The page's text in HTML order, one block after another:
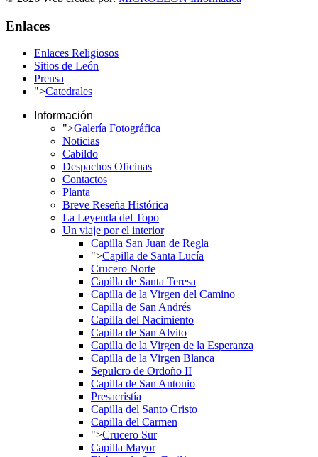
Enlaces
Enlaces Religiosos
Sitios de León
Prensa
">Catedrales
Información
">Galería Fotográfica
Noticias
Cabildo
Despachos Oficinas
Contactos
Planta
Breve Reseña Histórica
La Leyenda del Topo
Un viaje por el interior
Capilla San Juan de Regla
">Capilla de Santa Lucía
Crucero Norte
Capilla de Santa Teresa
Capilla de la Virgen del Camino
Capilla de San Andrés
Capilla del Nacimiento
Capilla de San Alvito
Capilla de la Virgen de la Esperanza
Capilla de la Virgen Blanca
Sepulcro de Ordoño II
Capilla de San Antonio
Presacristía
Capilla del Santo Cristo
Capilla del Carmen
">Crucero Sur
Capilla Mayor